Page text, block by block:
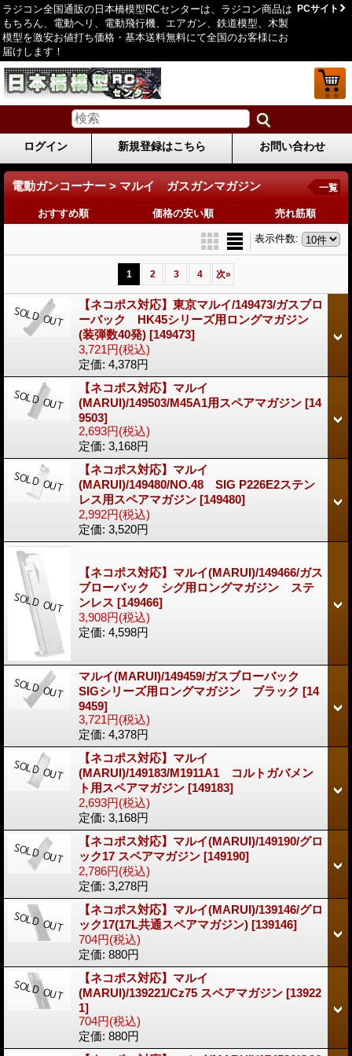
ラジコン全国通販の日本橋模型RCセンターは、ラジコン商品は
もちろん、電動ヘリ、電動飛行機、エアガン、鉄道模型、木製
模型を激安お値打ち価格・基本送料無料にて全国のお客様にお
届けします！
PCサイト
ログイン 新規登録はこちら お問い合わせ
電動ガンコーナー > マルイ ガスガンマガジン 一覧
おすすめ順 価格の安い順 売れ筋順
表示件数:
1 2 3 4 次»
【ネコポス対応】東京マルイ/149473/ガスブロ
ーバック HK45シリーズ用ロングマガジン
(装弾数40発) [149473]
3,721円(税込)
定価: 4,378円
【ネコポス対応】マルイ
(MARUI)/149503/M45A1用スペアマガジン [14
9503]
2,693円(税込)
定価: 3,168円
【ネコポス対応】マルイ
(MARUI)/149480/NO.48 SIG P226E2ステン
レス用スペアマガジン [149480]
2,992円(税込)
定価: 3,520円
【ネコポス対応】マルイ(MARUI)/149466/ガス
ブローバック シグ用ロングマガジン ステ
ンレス [149466]
3,908円(税込)
定価: 4,598円
マルイ(MARUI)/149459/ガスブローバック
SIGシリーズ用ロングマガジン ブラック [14
9459]
3,721円(税込)
定価: 4,378円
【ネコポス対応】マルイ
(MARUI)/149183/M1911A1 コルトガバメン
ト用スペアマガジン [149183]
2,693円(税込)
定価: 3,168円
【ネコポス対応】マルイ(MARUI)/149190/グロ
ック17 スペアマガジン [149190]
2,786円(税込)
定価: 3,278円
【ネコポス対応】マルイ(MARUI)/139146/グロ
ック17(17L共通スペアマガジン) [139146]
704円(税込)
定価: 880円
【ネコポス対応】マルイ
(MARUI)/139221/Cz75 スペアマガジン [13922
1]
704円(税込)
定価: 880円